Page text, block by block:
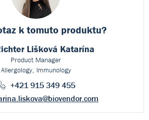
ktomuto produktu?
Lišková Katarína
Product Manager
Allergology, Immunology
+421 915 349 455
@biovendor.com